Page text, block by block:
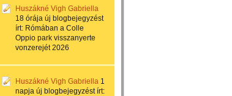
Huszákné Vigh Gabriella
18 órája új blogbejegyzést
írt: Rómában a Colle
Oppio park visszanyerte
vonzerejét 2026
Huszákné Vigh Gabriella 1
napja új blogbejegyzést írt: